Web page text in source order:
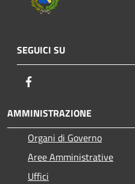
SEGUICI SU
AMMINISTRAZIONE
Organi di Governo
Aree Amministrative
Uffici